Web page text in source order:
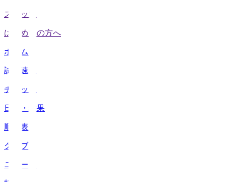
スタッツ
はじめての方へ
ホーム
試合速報
チケット
日程・結果
順位表
クラブ
ニュース